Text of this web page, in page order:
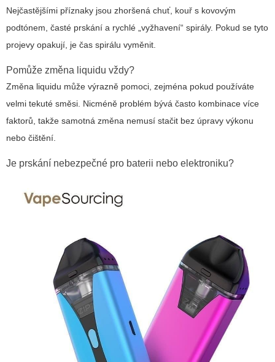
Nejčastějšími příznaky jsou zhoršená chuť, kouř s kovovým
podtónem, časté prskání a rychlé „vyžhavení“ spirály. Pokud se tyto
projevy opakují, je čas spirálu vyměnit.
Pomůže změna liquidu vždy?
Změna liquidu může výrazně pomoci, zejména pokud používáte
velmi tekuté směsi. Nicméně problém bývá často kombinace více
faktorů, takže samotná změna nemusí stačit bez úpravy výkonu
nebo čištění.
Je prskání nebezpečné pro baterii nebo elektroniku?